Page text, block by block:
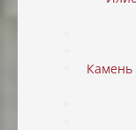
Камень